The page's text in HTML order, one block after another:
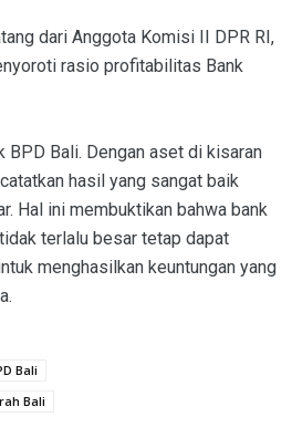
dari Anggota Komisi II DPR RI,
rasio profitabilitas Bank
BPD Bali. Dengan aset di kisaran
hasil yang sangat baik
Hal ini membuktikan bahwa bank
terlalu besar tetap dapat
menghasilkan keuntungan yang
Bali
Bali